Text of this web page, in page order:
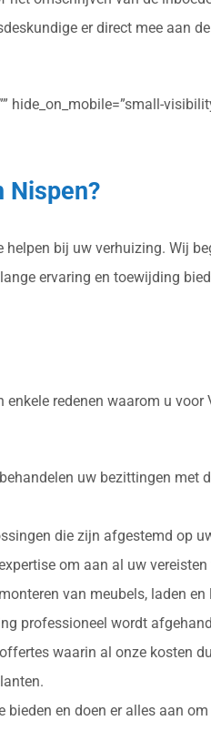
er direct mee aan
hide_on_mobile=”small-
Nispen?
bij uw verhuizing. Wij
ervaring en toewijding
redenen waarom u voor
uw bezittingen met
die zijn afgestemd op
om aan al uw vereisten
van meubels, laden
professioneel wordt
waarin al onze kosten
en doen er alles aan